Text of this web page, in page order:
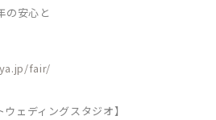
の安心と
fair/
ェディングスタジオ】